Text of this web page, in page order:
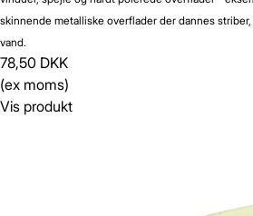
skinnende metalliske overflader der dannes
vand.
78,50 DKK
(ex moms)
Vis produkt
Gem